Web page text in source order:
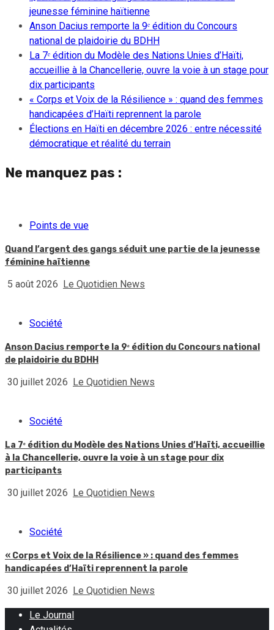
jeunesse féminine haïtienne
Anson Dacius remporte la 9ᵉ édition du Concours
national de plaidoirie du BDHH
La 7ᵉ édition du Modèle des Nations Unies d’Haïti,
accueillie à la Chancellerie, ouvre la voie à un stage pour
dix participants
« Corps et Voix de la Résilience » : quand des femmes
handicapées d’Haïti reprennent la parole
Élections en Haïti en décembre 2026 : entre nécessité
démocratique et réalité du terrain
Ne manquez pas :
Points de vue
Quand l’argent des gangs séduit une partie de la jeunesse
féminine haïtienne
5 août 2026 Le Quotidien News
Société
Anson Dacius remporte la 9ᵉ édition du Concours national
de plaidoirie du BDHH
30 juillet 2026 Le Quotidien News
Société
La 7ᵉ édition du Modèle des Nations Unies d’Haïti, accueillie
à la Chancellerie, ouvre la voie à un stage pour dix
participants
30 juillet 2026 Le Quotidien News
Société
« Corps et Voix de la Résilience » : quand des femmes
handicapées d’Haïti reprennent la parole
30 juillet 2026 Le Quotidien News
Le Journal